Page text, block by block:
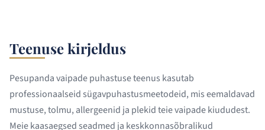
Teenuse kirjeldus
Pesupanda vaipade puhastuse teenus kasutab
professionaalseid sügavpuhastusmeetodeid, mis eemaldavad
mustuse, tolmu, allergeenid ja plekid teie vaipade kiududest.
Meie kaasaegsed seadmed ja keskkonnasõbralikud